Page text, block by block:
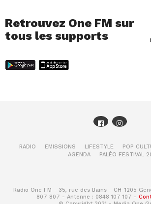
Retrouvez One FM sur
tous les supports
RADIO EMISSIONS LIFESTYLE POP
AGENDA
PALÉO FESTIVAL
Radio One FM - 35, rue des Bains - CH-1205
807 807 - Antenne : 0848 107 107 -